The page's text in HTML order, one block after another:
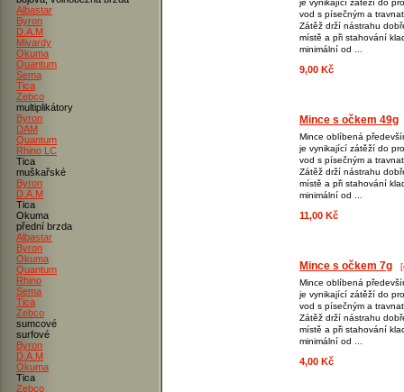
Albastar
Byron
D.A.M
Mivardy
Okuma
Quantum
Sema
Tica
Zebco
multiplikátory
Byron
DAM
Quantum
Rhino LC
Tica
muškařské
Byron
D.A.M
Tica
Okuma
přední brzda
Albastar
Byron
Okuma
Quantum
Rhino
Sema
Tica
Zebco
sumcové
surfové
Byron
D.A.M
Okuma
Tica
Zebco
je vynikající zátěží do
vod s písečným a
Zátěž drží nástrahu
místě a při stahování
minimální od ...
9,00 Kč
Mince s očkem 49g
Mince oblíbená
je vynikající zátěží do
vod s písečným a
Zátěž drží nástrahu
místě a při stahování
minimální od ...
11,00 Kč
Mince s očkem 7g
Mince oblíbená
je vynikající zátěží do
vod s písečným a
Zátěž drží nástrahu
místě a při stahování
minimální od ...
4,00 Kč